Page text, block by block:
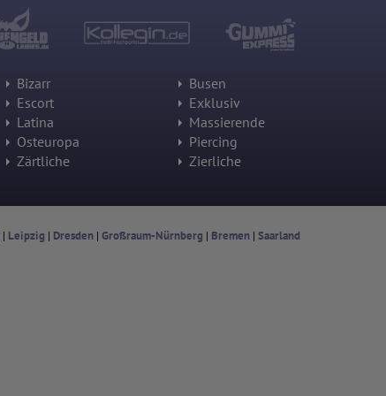
Bizarr
Busen
Escort
Exklusiv
Latina
Massierende
Osteuropa
Piercing
Zärtliche Zierliche
| Leipzig | Dresden| Großraum-Nürnberg | Bremen| Saarland